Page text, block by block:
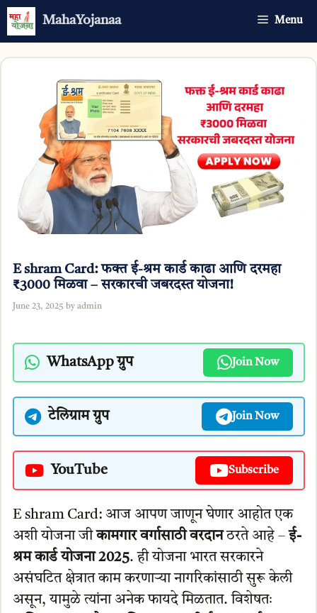
Skip
MahaYojanaa Menu
E shram Card: फक्त ई-श्रम कार्ड काढा आणि दरमहा
₹3000 मिळवा – सरकारची जबरदस्त योजना!
June 23, 2025 by admin
WhatsApp ग्रुप Join Now
टेलिग्राम ग्रुप Join Now
YouTube Subscribe
E shram Card: आज आपण जाणून घेणार आहोत एक
अशी योजना जीकामगार वर्गासाठी वरदानठरते आहे –ई-
श्रम कार्ड योजना 2025. ही योजना भारत सरकारने
असंघटित क्षेत्रात काम करणाऱ्या नागरिकांसाठी सुरू केली
असून, यामुळे त्यांना अनेक फायदे मिळतात. विशेषतः